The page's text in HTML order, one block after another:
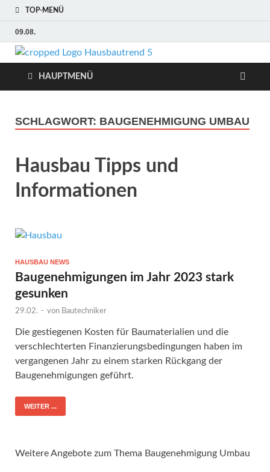
TOP-MENÜ
09.08.
Hausbau
Trends
Hausbau, Modernisierung,
Energietechnik, Haustechnik
HAUPTMENÜ
SCHLAGWORT: BAUGENEHMIGUNG UMBAU
Hausbau Tipps und
Informationen
HAUSBAU NEWS
Baugenehmigungen im Jahr 2023 stark
gesunken
29.02. - von Bautechniker
Die gestiegenen Kosten für Baumaterialien und die
verschlechterten Finanzierungsbedingungen haben im
vergangenen Jahr zu einem starken Rückgang der
Baugenehmigungen geführt.
WEITER ...
Weitere Angebote zum Thema Baugenehmigung Umbau